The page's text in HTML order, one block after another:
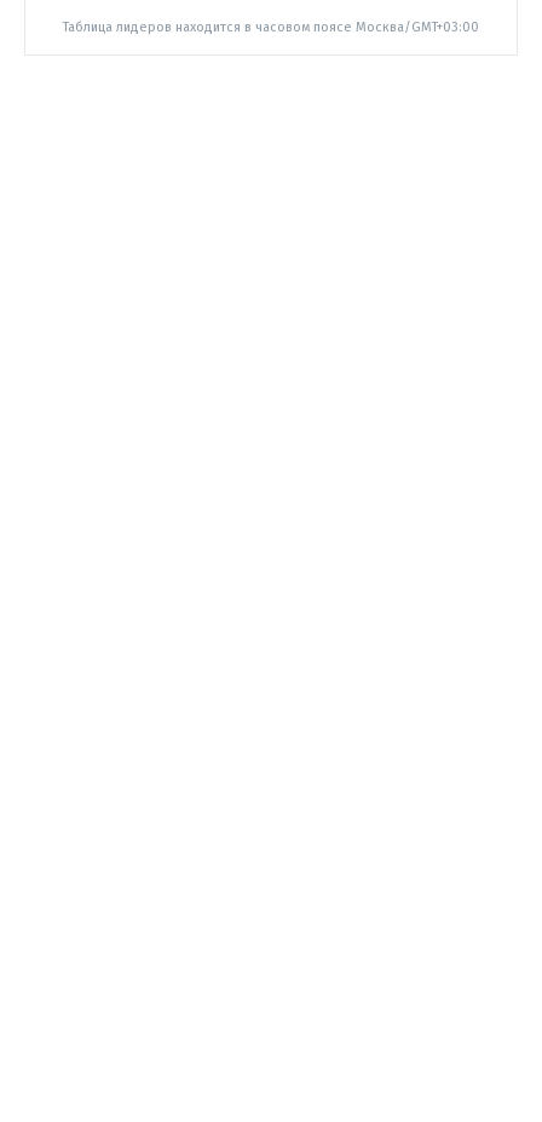
Таблица лидеров находится в часовом поясе Москва/GMT+03:00